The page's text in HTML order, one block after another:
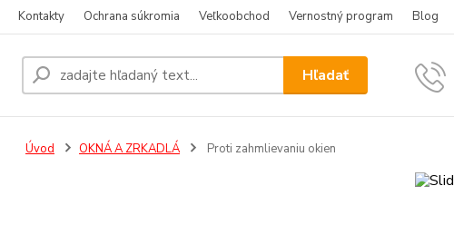
Kontakty Ochrana súkromia Veľkoobchod Vernostný program Blog
Hľadať
Úvod OKNÁ A ZRKADLÁ Proti zahmlievaniu okien